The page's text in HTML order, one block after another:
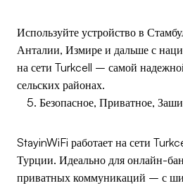
Используйте устройство в
Анталии, Измире и дальше с
на сети Turkcell – самой
сельских районах.
Безопасное, Приватное,
StayinWiFi работает на сети
Турции. Идеально для онлайн-
приватных коммуникаций – с